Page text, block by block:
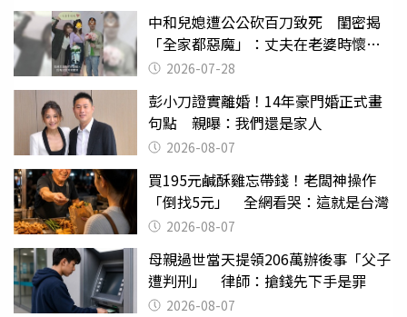
中和兒媳遭公公砍百刀致死 閨密揭
「全家都惡魔」：丈夫在老婆時懷孕
摔東西
2026-07-28
彭小刀證實離婚！14年豪門婚正式畫
句點 親曝：我們還是家人
2026-08-07
買195元鹹酥雞忘帶錢！老闆神操作
「倒找5元」 全網看哭：這就是台灣
2026-08-07
母親過世當天提領206萬辦後事「父子
遭判刑」 律師：搶錢先下手是罪
2026-08-07